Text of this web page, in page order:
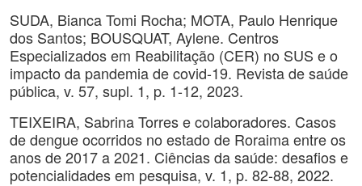
SUDA, Bianca Tomi Rocha; MOTA, Paulo Henrique
dos Santos; BOUSQUAT, Aylene. Centros
Especializados em Reabilitação (CER) no SUS e o
impacto da pandemia de covid-19. Revista de saúde
pública, v. 57, supl. 1, p. 1-12, 2023.
TEIXEIRA, Sabrina Torres e colaboradores. Casos
de dengue ocorridos no estado de Roraima entre os
anos de 2017 a 2021. Ciências da saúde: desafios e
potencialidades em pesquisa, v. 1, p. 82-88, 2022.